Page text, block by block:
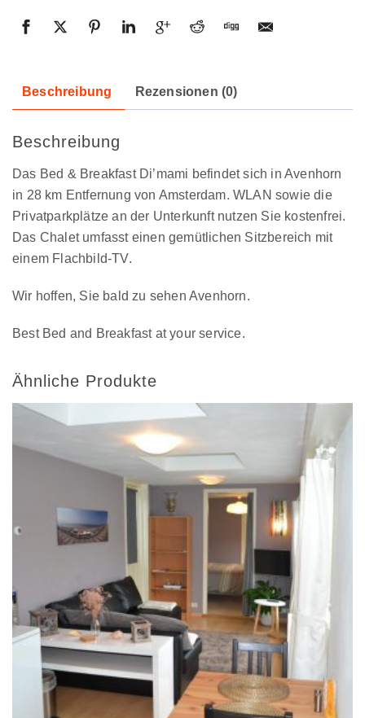
Beschreibung Rezensionen (0)
Beschreibung
Das Bed & Breakfast Di’mami befindet sich in Avenhorn
in 28 km Entfernung von Amsterdam. WLAN sowie die
Privatparkplätze an der Unterkunft nutzen Sie kostenfrei.
Das Chalet umfasst einen gemütlichen Sitzbereich mit
einem Flachbild-TV.
Wir hoffen, Sie bald zu sehen Avenhorn.
Best Bed and Breakfast at your service.
Ähnliche Produkte